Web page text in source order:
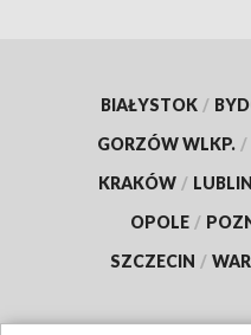
BIAŁYSTOK /
GORZÓW WLKP. /
KRAKÓW / LUBLIN
OPOLE /
SZCZECIN /